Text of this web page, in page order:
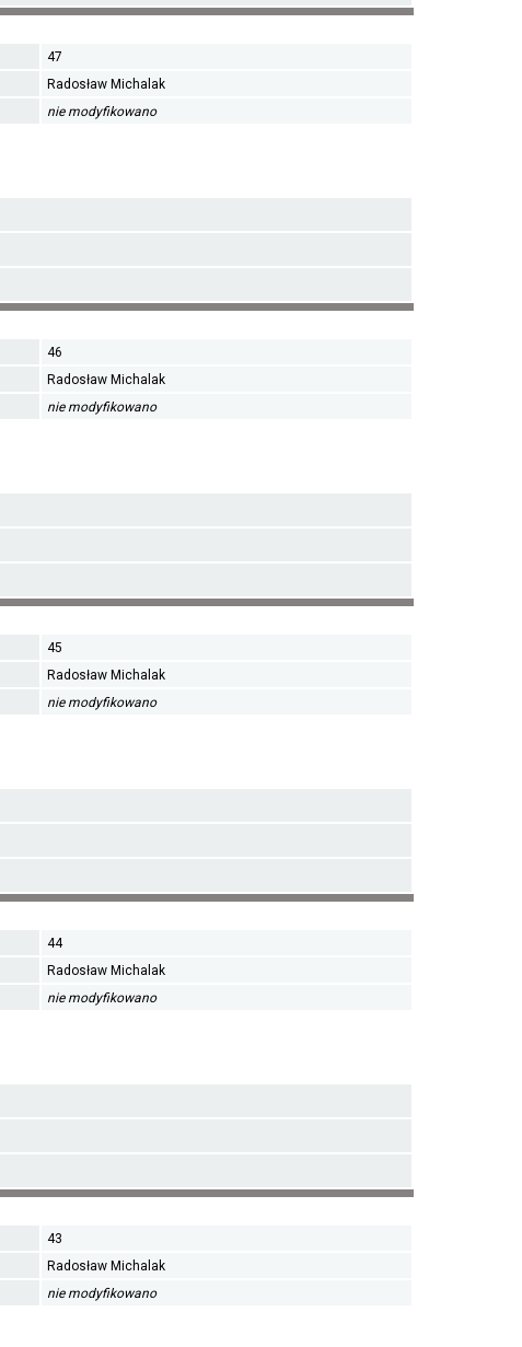
47
Radosław Michalak
nie modyfikowano
46
Radosław Michalak
nie modyfikowano
45
Radosław Michalak
nie modyfikowano
44
Radosław Michalak
nie modyfikowano
43
Radosław Michalak
nie modyfikowano